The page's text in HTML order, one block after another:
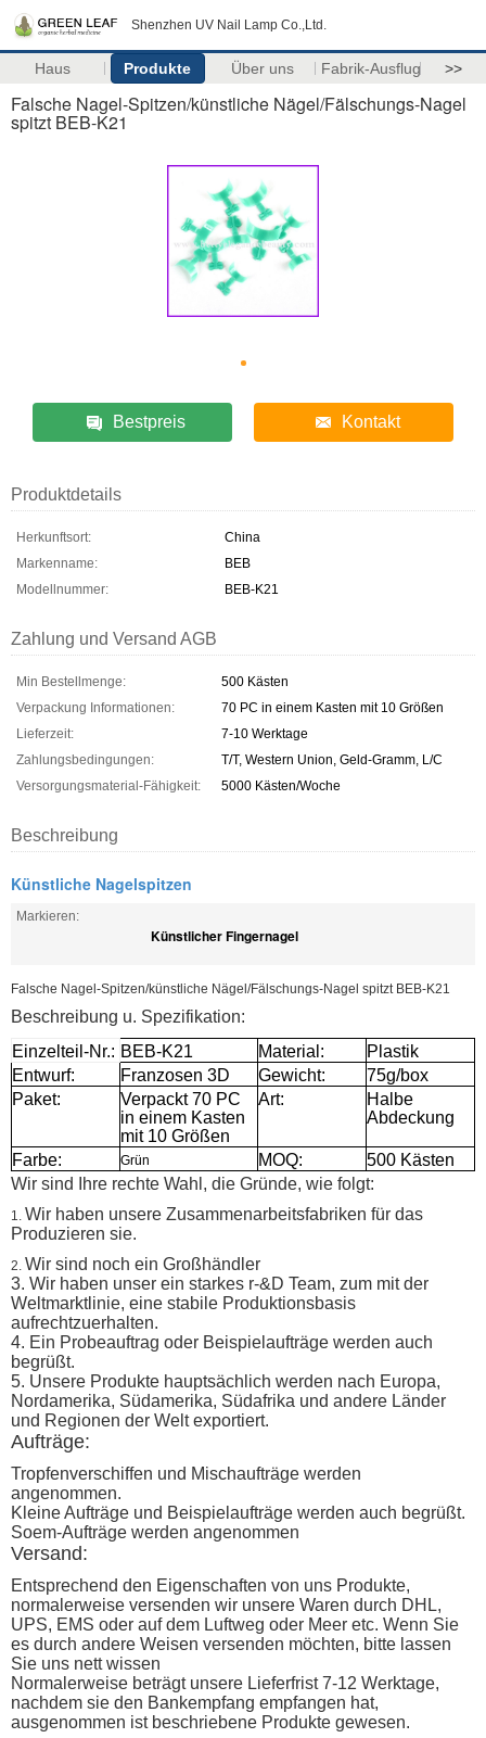
Shenzhen UV Nail Lamp Co.,Ltd.
Haus Produkte Über uns Fabrik-Ausflug >>
Falsche Nagel-Spitzen/künstliche Nägel/Fälschungs-Nagel
spitzt BEB-K21
Bestpreis Kontakt
Produktdetails
Herkunftsort:
China
Markenname:
BEB
Modellnummer:
BEB-K21
Zahlung und Versand AGB
Min Bestellmenge:
500 Kästen
Verpackung Informationen:
70 PC in einem Kasten mit 10 Größen
Lieferzeit:
7-10 Werktage
Zahlungsbedingungen:
T/T, Western Union, Geld-Gramm, L/C
Versorgungsmaterial-Fähigkeit:
5000 Kästen/Woche
Beschreibung
Künstliche Nagelspitzen
Markieren:
Künstlicher Fingernagel
Falsche Nagel-Spitzen/künstliche Nägel/Fälschungs-Nagel spitzt BEB-K21
Beschreibung u. Spezifikation:
Einzelteil-Nr.: BEB-K21 Material:
Plastik
Entwurf:
Franzosen 3D Gewicht:
75g/box
Paket:
Verpackt 70 PC
in einem Kasten
mit 10 Größen
Art:
Halbe
Abdeckung
Farbe: Grün MOQ:
500 Kästen
Wir sind Ihre rechte Wahl, die Gründe, wie folgt:
1. Wir haben unsere Zusammenarbeitsfabriken für das
Produzieren sie.
2. Wir sind noch ein Großhändler
3. Wir haben unser ein starkes r-&D Team, zum mit der
Weltmarktlinie, eine stabile Produktionsbasis
aufrechtzuerhalten.
4. Ein Probeauftrag oder Beispielaufträge werden auch
begrüßt.
5. Unsere Produkte hauptsächlich werden nach Europa,
Nordamerika, Südamerika, Südafrika und andere Länder
und Regionen der Welt exportiert.
Aufträge:
Tropfenverschiffen und Mischaufträge werden
angenommen.
Kleine Aufträge und Beispielaufträge werden auch begrüßt.
Soem-Aufträge werden angenommen
Versand:
Entsprechend den Eigenschaften von uns Produkte,
normalerweise versenden wir unsere Waren durch DHL,
UPS, EMS oder auf dem Luftweg oder Meer etc. Wenn Sie
es durch andere Weisen versenden möchten, bitte lassen
Sie uns nett wissen
Normalerweise beträgt unsere Lieferfrist 7-12 Werktage,
nachdem sie den Bankempfang empfangen hat,
ausgenommen ist beschriebene Produkte gewesen.